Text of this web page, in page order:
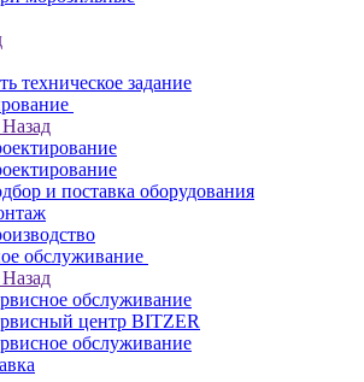
техническое задание
Назад
и поставка оборудования
обслуживание
Назад
обслуживание
центр BITZER
обслуживание